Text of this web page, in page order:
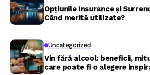
Opțiunile Insurance și
Când merită utilizate?
Uncategorized
Vin fără alcool: beneficii,
care poate fi o alegere